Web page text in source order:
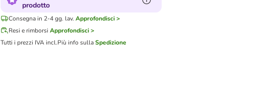
prodotto
Consegna in 2-4 gg. lav. Approfondisci >
Resi e rimborsi Approfondisci >
Tutti i prezzi IVA incl.Più info sullaSpedizione